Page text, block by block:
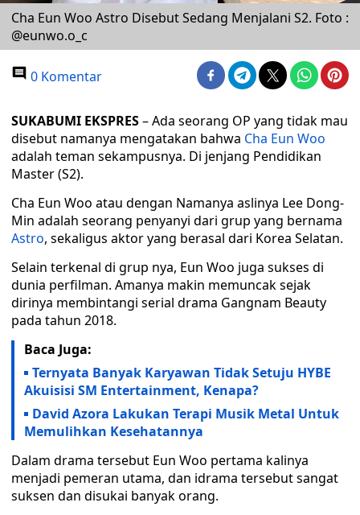
Cha Eun Woo Astro Disebut Sedang Menjalani S2. Foto :
@eunwo.o_c
0 Komentar
SUKABUMI EKSPRES– Ada seorang OP yang tidak mau
disebut namanya mengatakan bahwa Cha Eun Woo
adalah teman sekampusnya. Di jenjang Pendidikan
Master (S2).
Cha Eun Woo atau dengan Namanya aslinya Lee Dong-
Min adalah seorang penyanyi dari grup yang bernama
Astro, sekaligus aktor yang berasal dari Korea Selatan.
Selain terkenal di grup nya, Eun Woo juga sukses di
dunia perfilman. Amanya makin memuncak sejak
dirinya membintangi serial drama Gangnam Beauty
pada tahun 2018.
Baca Juga:
Ternyata Banyak Karyawan Tidak Setuju HYBE
Akuisisi SM Entertainment, Kenapa?
David Azora Lakukan Terapi Musik Metal Untuk
Memulihkan Kesehatannya
Dalam drama tersebut Eun Woo pertama kalinya
menjadi pemeran utama, dan idrama tersebut sangat
suksen dan disukai banyak orang.